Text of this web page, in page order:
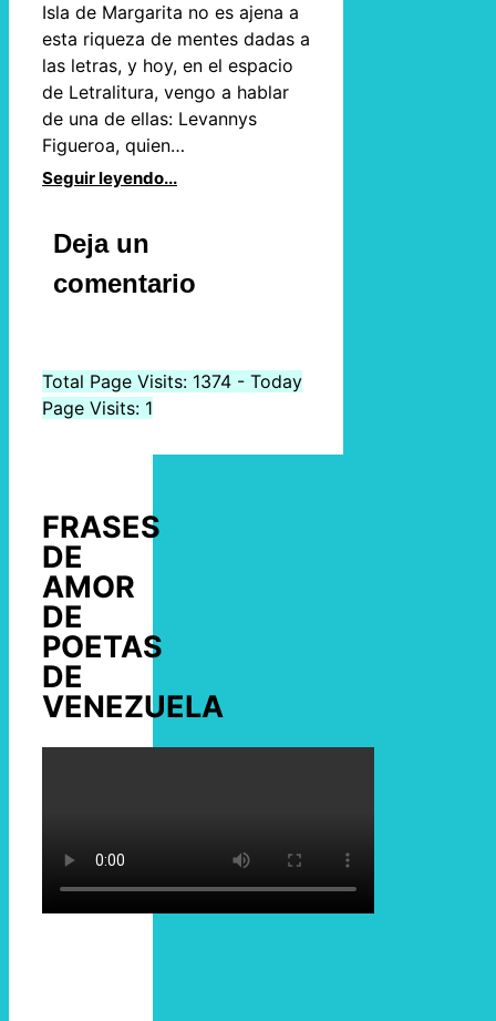
Isla de Margarita no es ajena a
esta riqueza de mentes dadas a
las letras, y hoy, en el espacio
de Letralitura, vengo a hablar
de una de ellas: Levannys
Figueroa, quien…
Seguir leyendo...
Deja un
comentario
Total Page Visits: 1374 - Today
Page Visits: 1
FRASES
DE
AMOR
DE
POETAS
DE
VENEZUELA